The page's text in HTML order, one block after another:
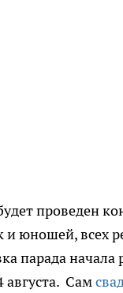
проведен
и юношей, всех
парада начала
августа. Сам